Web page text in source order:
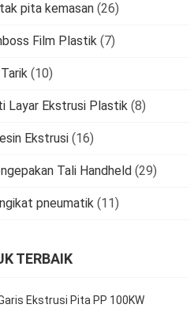
pita kemasan (26)
Film Plastik (7)
(10)
Layar Ekstrusi Plastik (8)
Ekstrusi (16)
Tali Handheld (29)
pneumatik (11)
TERBAIK
Ekstrusi Pita PP 100KW